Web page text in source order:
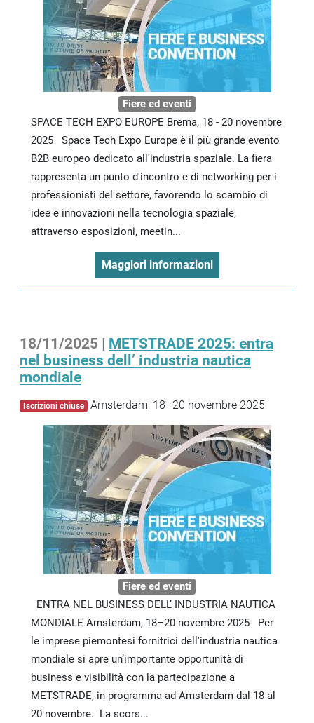
Fiere ed eventi
SPACE TECH EXPO EUROPE Brema, 18 - 20 novembre
2025 Space Tech Expo Europe è il più grande evento
B2B europeo dedicato all'industria spaziale. La fiera
rappresenta un punto d'incontro e di networking per i
professionisti del settore, favorendo lo scambio di
idee e innovazioni nella tecnologia spaziale,
attraverso esposizioni, meetin...
Maggiori informazioni
18/11/2025 | METSTRADE 2025: entra
nel business dell’ industria nautica
mondiale
Iscrizioni chiuse Amsterdam, 18–20 novembre 2025
Fiere ed eventi
ENTRA NEL BUSINESS DELL’ INDUSTRIA NAUTICA
MONDIALE Amsterdam, 18–20 novembre 2025 Per
le imprese piemontesi fornitrici dell'industria nautica
mondiale si apre un’importante opportunità di
business e visibilità con la partecipazione a
METSTRADE, in programma ad Amsterdam dal 18 al
20 novembre. La scors...